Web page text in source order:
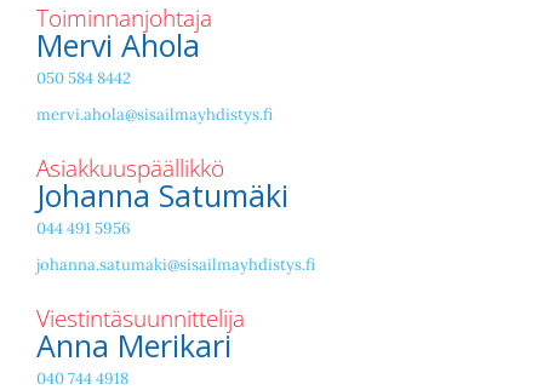
Toiminnanjohtaja
Mervi Ahola
050 584 8442
mervi.ahola@sisailmayhdistys.fi
Asiakkuuspäällikkö
Johanna Satumäki
044 491 5956
johanna.satumaki@sisailmayhdistys.fi
Viestintäsuunnittelija
Anna Merikari
040 744 4918